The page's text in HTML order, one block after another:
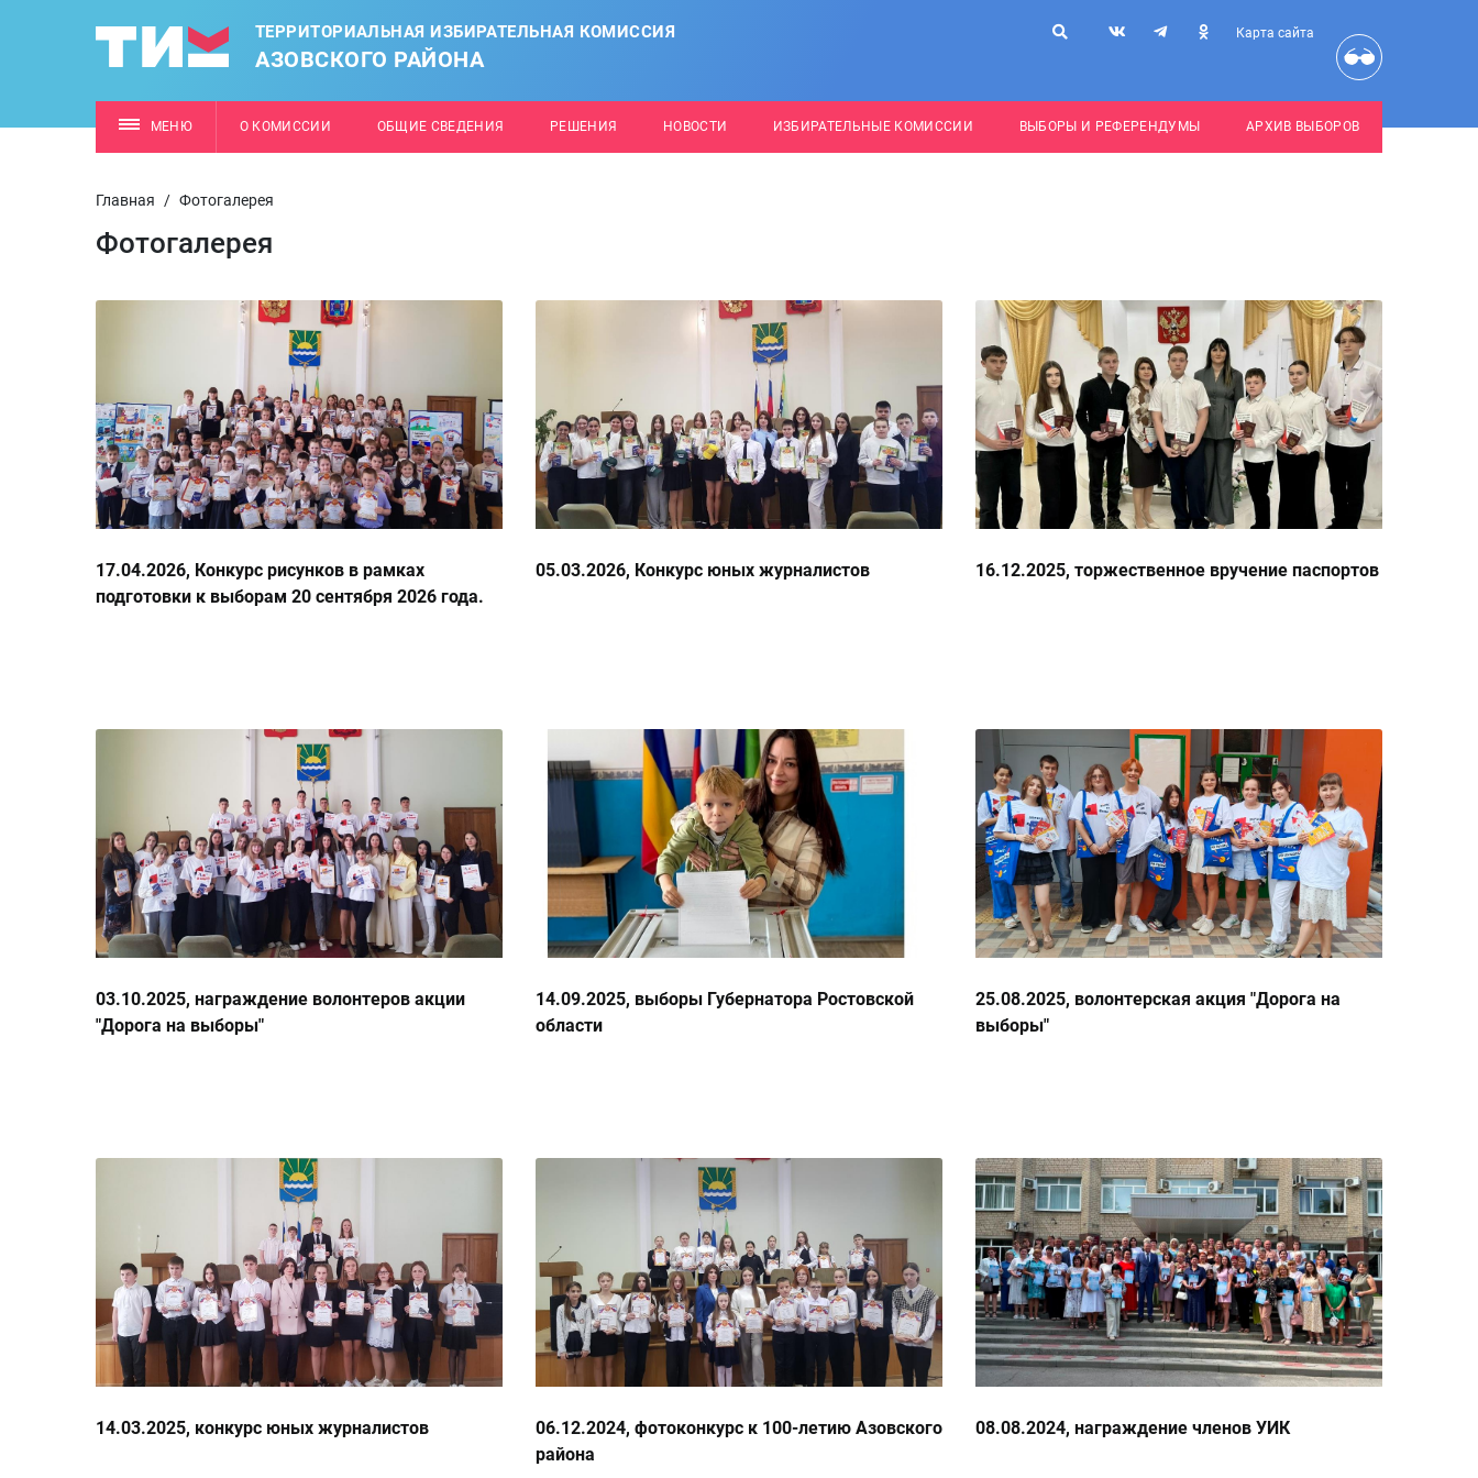
ТЕРРИТОРИАЛЬНАЯ ИЗБИРАТЕЛЬНАЯ КОМИССИЯ
АЗОВСКОГО РАЙОНА
Карта сайта
МЕНЮ О КОМИССИИ ОБЩИЕ СВЕДЕНИЯ РЕШЕНИЯ НОВОСТИ ИЗБИРАТЕЛЬНЫЕ КОМИССИИ ВЫБОРЫ И РЕФЕРЕНДУМЫ АРХИВ ВЫБОРОВ
Главная / Фотогалерея
Фотогалерея
17.04.2026, Конкурс рисунков в рамках
подготовки к выборам 20 сентября 2026 года.
05.03.2026, Конкурс юных журналистов 16.12.2025, торжественное вручение паспортов
03.10.2025, награждение волонтеров акции
"Дорога на выборы"
14.09.2025, выборы Губернатора Ростовской
области
25.08.2025, волонтерская акция "Дорога на
выборы"
14.03.2025, конкурс юных журналистов
06.12.2024, фотоконкурс к 100-летию Азовского
района
08.08.2024, награждение членов УИК